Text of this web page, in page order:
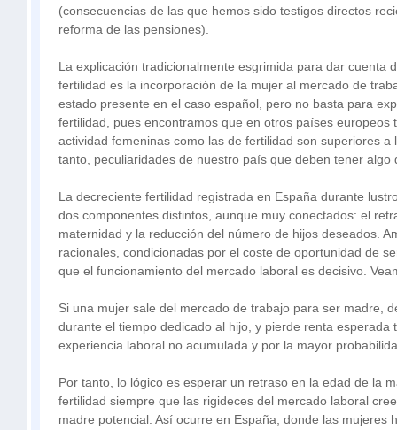
(consecuencias de las que hemos sido testigos directos
reforma de las pensiones).
La explicación tradicionalmente esgrimida para dar cuenta
fertilidad es la incorporación de la mujer al mercado de
estado presente en el caso español, pero no basta para
fertilidad, pues encontramos que en otros países europeos
actividad femeninas como las de fertilidad son superiores a
tanto, peculiaridades de nuestro país que deben tener algo
La decreciente fertilidad registrada en España durante
dos componentes distintos, aunque muy conectados: el
maternidad y la reducción del número de hijos deseados.
racionales, condicionadas por el coste de oportunidad de
que el funcionamiento del mercado laboral es decisivo.
Si una mujer sale del mercado de trabajo para ser madre,
durante el tiempo dedicado al hijo, y pierde renta esperada
experiencia laboral no acumulada y por la mayor
Por tanto, lo lógico es esperar un retraso en la edad de la
fertilidad siempre que las rigideces del mercado laboral
madre potencial. Así ocurre en España, donde las mujeres